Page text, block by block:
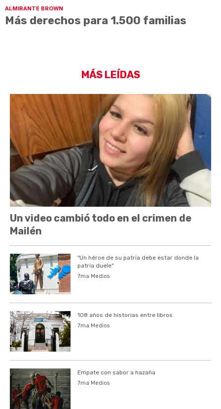
ALMIRANTE BROWN
Más derechos para 1.500 familias
MÁS LEÍDAS
Un video cambió todo en el crimen de
Mailén
"Un héroe de su patria debe estar donde la
patria duele"
7ma Medios
108 años de historias entre libros
7ma Medios
Empate con sabor a hazaña
7ma Medios